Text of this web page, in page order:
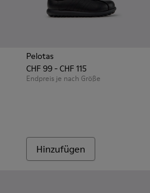
Schwarze Ledersneaker für
008 - Mehrfarbige
K800707-002 - Blaue Sneaker
Pelotas
CHF 99 - CHF 115
Endpreis je nach Größe
Hinzufügen